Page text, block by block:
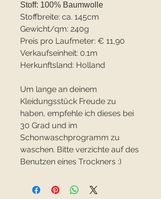
Stoff: 100% Baumwolle
Stoffbreite: ca. 145cm
Gewicht/qm: 240g
Preis pro Laufmeter: € 11,90
Verkaufseinheit: 0.1m
Herkunftsland: Holland
Um lange an deinem
Kleidungsstück Freude zu
haben, empfehle ich dieses bei
30 Grad und im
Schonwaschprogramm zu
waschen. Bitte verzichte auf des
Benutzen eines Trockners :)